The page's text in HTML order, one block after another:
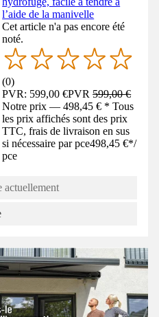
l’aide de la manivelle
Cet article n'a pas encore été
noté.
(0)
PVR: 599,00 €PVR599,00 €
Notre prix — 498,45 € * Tous
les prix affichés sont des prix
TTC, frais de livraison en sus
si nécessaire par pce498,45 €*/
pce
actuellement